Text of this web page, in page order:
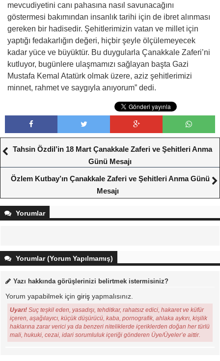
mevcudiyetini canı pahasına nasıl savunacağını
göstermesi bakımından insanlık tarihi için de ibret alınması
gereken bir hadisedir. Şehitlerimizin vatan ve millet için
yaptığı fedakarlığın değeri, hiçbir şeyle ölçülemeyecek
kadar yüce ve büyüktür. Bu duygularla Çanakkale Zaferi’ni
kutluyor, bugünlere ulaşmamızı sağlayan başta Gazi
Mustafa Kemal Atatürk olmak üzere, aziz şehitlerimizi
minnet, rahmet ve saygıyla anıyorum” dedi.
Tahsin Özdil’in 18 Mart Çanakkale Zaferi ve Şehitleri Anma
Günü Mesajı
Özlem Kutbay’ın Çanakkale Zaferi ve Şehitleri Anma Günü
Mesajı
Yorumlar
Yorumlar (Yorum Yapılmamış)
Yazı hakkında görüşlerinizi belirtmek istermisiniz?
Yorum yapabilmek için giriş yapmalısınız.
Uyarı! Suç teşkil eden, yasadışı, tehditkar, rahatsız edici, hakaret ve küfür
içeren, aşağılayıcı, küçük düşürücü, kaba, pornografik, ahlaka aykırı, kişilik
haklarına zarar verici ya da benzeri niteliklerde içeriklerden doğan her türlü
mali, hukuki, cezai, idari sorumluluk içeriği gönderen Üye/Üyeler’e aittir.